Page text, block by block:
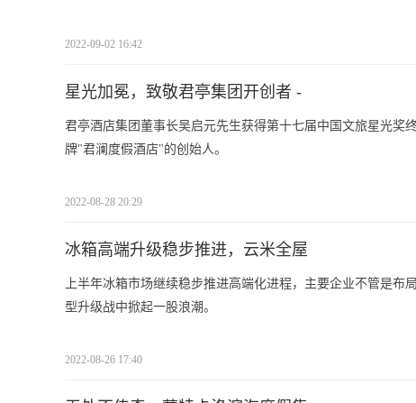
2022-09-02 16:42
星光加冕，致敬君亭集团开创者 -
君亭酒店集团董事长吴启元先生获得第十七届中国文旅星光奖
牌"君澜度假酒店"的创始人。
2022-08-28 20:29
冰箱高端升级稳步推进，云米全屋
上半年冰箱市场继续稳步推进高端化进程，主要企业不管是
型升级战中掀起一股浪潮。
2022-08-26 17:40